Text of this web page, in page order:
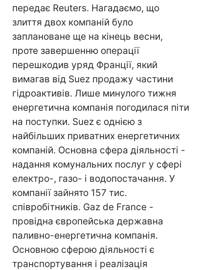
передає Reuters. Нагадаємо, що
злиття двох компаній було
заплановане ще на кінець весни,
проте завершенню операції
перешкодив уряд Франції, який
вимагав від Suez продажу частини
гідроактивів. Лише минулого тижня
енергетична компанія погодилася піти
на поступки. Suez є однією з
найбільших приватних енергетичних
компаній. Основна сфера діяльності -
надання комунальних послуг у сфері
електро-, газо- і водопостачання. У
компанії зайнято 157 тис.
співробітників. Gaz de France -
провідна європейська державна
паливно-енергетична компанія.
Основною сферою діяльності є
транспортування і реалізація